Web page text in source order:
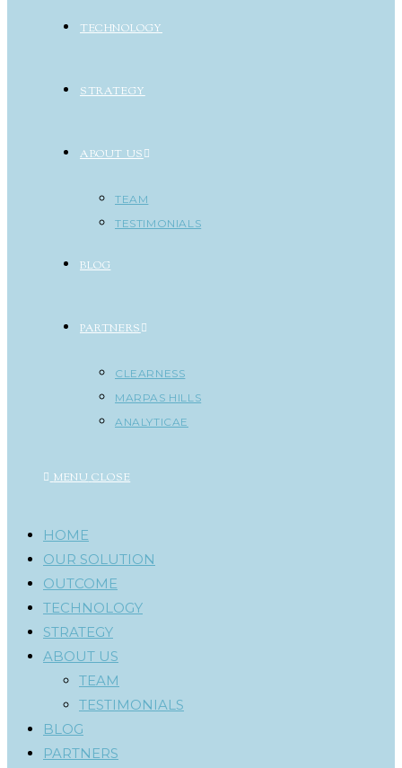
TECHNOLOGY
STRATEGY
ABOUT US
TEAM
TESTIMONIALS
BLOG
PARTNERS
CLEARNESS
MARPAS HILLS
ANALYTICAE
MENU CLOSE
HOME
OUR SOLUTION
OUTCOME
TECHNOLOGY
STRATEGY
ABOUT US
TEAM
TESTIMONIALS
BLOG
PARTNERS